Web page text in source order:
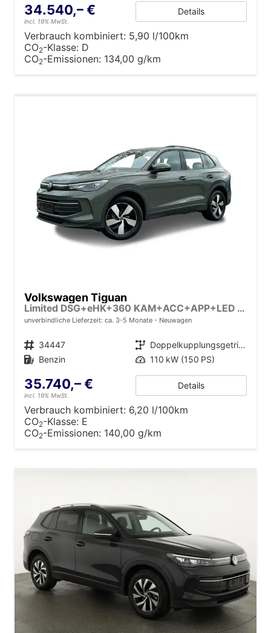
34.540,– €
incl. 19% MwSt.
Details
Verbrauch kombiniert: 5,90 l/100km
CO2-Klasse: D
CO2-Emissionen: 134,00 g/km
Volkswagen Tiguan
Limited DSG+eHK+360 KAM+ACC+APP+LED PLUS+17" LM+KLIMA
unverbindliche Lieferzeit: ca. 3-5 Monate Neuwagen
Fahrzeugnr. 34447 Getriebe
Doppelkupplungsgetriebe (DSG)
Kraftstoff Benzin Leistung 110 kW (150 PS)
35.740,– €
incl. 19% MwSt.
Details
Verbrauch kombiniert: 6,20 l/100km
CO2-Klasse: E
CO2-Emissionen: 140,00 g/km